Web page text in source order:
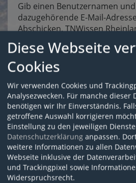
Gib einen Benutzernamen
dazugehörende E-Mail-
Abschicken. TNWissen
eine E-Mail an diese Adresse.
eine Adresse zu einer
neues Passwort für das
kannst. Falls dumit dieser
nicht setzen kannst,
Kursleitung oder sende eine
system.tnwissen-
Anmeldename*
E-Mail*
Diese Webseite
Cookies
Wir verwenden Cookies und
Analysezwecken. Für manche dieser
benötigen wir Ihr Einverständnis.
getroffene Auswahl korrigieren
Einstellung zu den jeweiligen
Datenschutzerklärung anpassen.
weitere Informationen zu allen
Webseite inklusive der
und Trackingpixel sowie
Widerspruchsrecht.